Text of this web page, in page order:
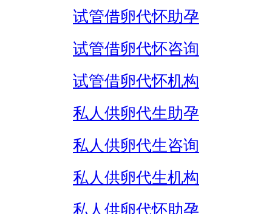
试管借卵代怀助孕
试管借卵代怀咨询
试管借卵代怀机构
私人供卵代生助孕
私人供卵代生咨询
私人供卵代生机构
私人供卵代怀助孕